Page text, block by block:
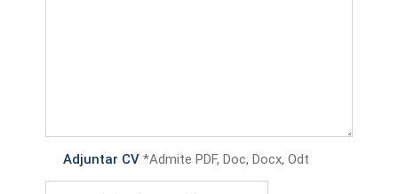
Adjuntar CV *Admite PDF, Doc, Docx, Odt